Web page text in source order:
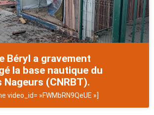
Béryl a gravement
la base nautique du
Nageurs (CNRBT).
video_id= »FWMbRN9QeUE »]